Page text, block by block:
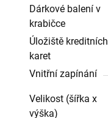
Dárkové balení v
krabičce
Úložiště kreditních
karet
Vnitřní zapínání
Velikost (šířka x
výška)